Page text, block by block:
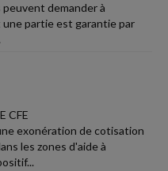
demander à
partie est garantie par
CFE
exonération de cotisation
les zones d'aide à